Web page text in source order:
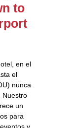
to
en el
el
nunca
Nuestro
un
para